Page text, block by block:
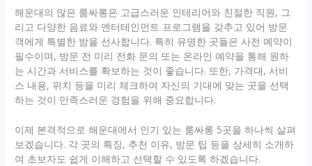
해운대의 많은 룸싸롱은 고급스러운 인테리어와 친절한 직원, 그
리고 다양한 음료와 엔터테인먼트 프로그램을 갖추고 있어 방문
객에게 특별한 밤을 선사합니다. 특히 유명한 곳들은 사전 예약이
필수이며, 방문 전 미리 전화 문의 또는 온라인 예약을 통해 원하
는 시간과 서비스를 확보하는 것이 좋습니다. 또한, 가격대, 서비
스 내용, 위치 등을 미리 체크하여 자신의 기대에 맞는 곳을 선택
하는 것이 만족스러운 경험을 위해 중요합니다.
이제 본격적으로 해운대에서 인기 있는 룸싸롱 5곳을 하나씩 살펴
보겠습니다. 각 곳의 특징, 추천 이유, 방문 팁 등을 상세히 소개하
여 초보자도 쉽게 이해하고 선택할 수 있도록 하겠습니다.